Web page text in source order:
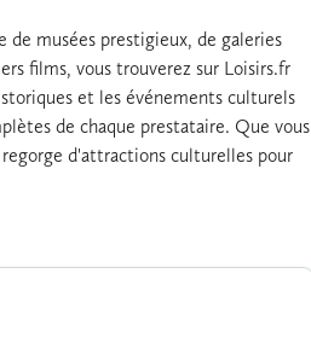
de musées prestigieux, de galeries
films, vous trouverez sur Loisirs.fr
et les événements culturels
de chaque prestataire. Que vous
d'attractions culturelles pour